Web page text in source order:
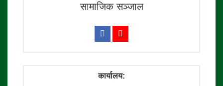
सामाजिक सञ्जाल
कार्यालय: